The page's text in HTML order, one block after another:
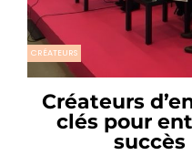
CRÉATEURS
Créateurs
clés pour
succès